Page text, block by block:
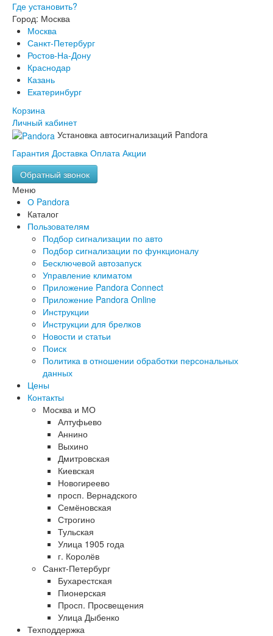
Где установить?
Город: Москва
Москва
Санкт-Петербург
Ростов-На-Дону
Краснодар
Казань
Екатеринбург
Корзина
Личный кабинет
Установка автосигнализаций Pandora
Гарантия Доставка Оплата Акции
Обратный звонок
Меню
О Pandora
Каталог
Пользователям
Подбор сигнализации по авто
Подбор сигнализации по функционалу
Бесключевой автозапуск
Управление климатом
Приложение Pandora Connect
Приложение Pandora Online
Инструкции
Инструкции для брелков
Новости и статьи
Поиск
Политика в отношении обработки персональных
данных
Цены
Контакты
Москва и МО
Алтуфьево
Аннино
Выхино
Дмитровская
Киевская
Новогиреево
просп. Вернадского
Семёновская
Строгино
Тульская
Улица 1905 года
г. Королёв
Санкт-Петербург
Бухарестская
Пионерская
Просп. Просвещения
Улица Дыбенко
Техподдержка